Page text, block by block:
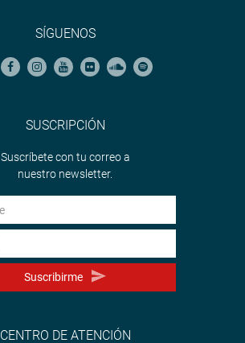
SÍGUENOS
SUSCRIPCIÓN
Suscríbete con tu correo a
nuestro newsletter.
Suscribirme
CENTRO DE ATENCIÓN